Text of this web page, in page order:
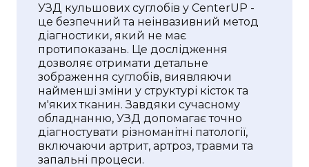
УЗД кульшових суглобів у CenterUP -
це безпечний та неінвазивний метод
діагностики, який не має
протипоказань. Це дослідження
дозволяє отримати детальне
зображення суглобів, виявляючи
найменші зміни у структурі кісток та
м'яких тканин. Завдяки сучасному
обладнанню, УЗД допомагає точно
діагностувати різноманітні патології,
включаючи артрит, артроз, травми та
запальні процеси.